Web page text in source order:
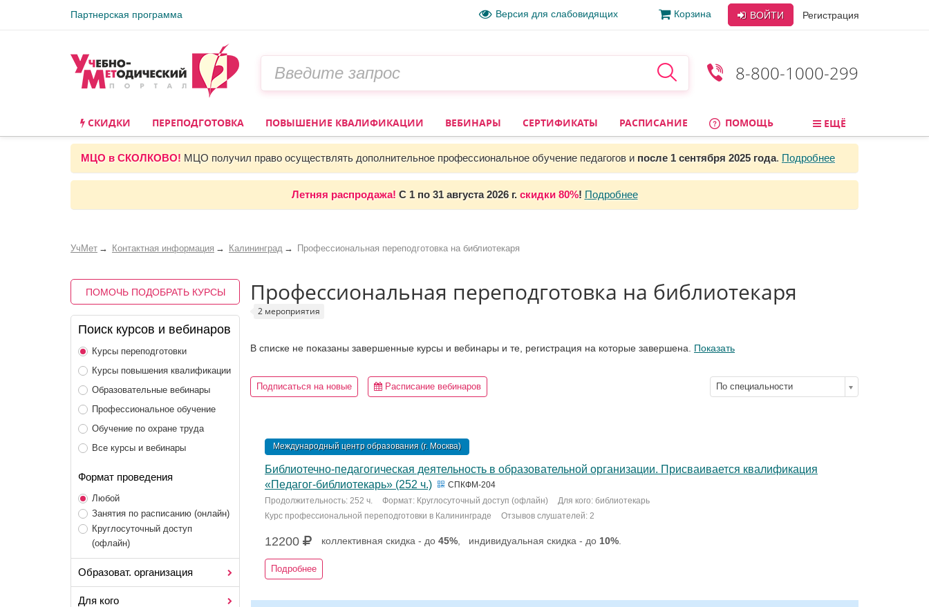
Партнерская программа Версия для слабовидящих Корзина ВОЙТИ Регистрация
8-800-1000-299
СКИДКИ ПЕРЕПОДГОТОВКА ПОВЫШЕНИЕ КВАЛИФИКАЦИИ ВЕБИНАРЫ СЕРТИФИКАТЫ РАСПИСАНИЕ ПОМОЩЬ ЕЩЁ
МЦО в СКОЛКОВО! МЦО получил право осуществлять дополнительное профессиональное обучение педагогов и после 1 сентября 2025 года. Подробнее
Летняя распродажа! С 1 по 31 августа 2026 г. скидки 80%! Подробнее
УчМет Контактная информация Калининград Профессиональная переподготовка на библиотекаря
ПОМОЧЬ ПОДОБРАТЬ КУРСЫ
Поиск курсов и вебинаров
Курсы переподготовки
Курсы повышения квалификации
Образовательные вебинары
Профессиональное обучение
Обучение по охране труда
Все курсы и вебинары
Формат проведения
Любой
Занятия по расписанию (онлайн)
Круглосуточный доступ
(офлайн)
Образоват. организация
Для кого
Профессиональная переподготовка на библиотекаря
2 мероприятия
В списке не показаны завершенные курсы и вебинары и те, регистрация на которые завершена. Показать
Подписаться на новые Расписание вебинаров По специальности
Международный центр образования (г. Москва)
Библиотечно-педагогическая деятельность в образовательной организации. Присваивается квалификация
«Педагог-библиотекарь» (252 ч.)
СПКФМ-204
Продолжительность: 252 ч.
Формат: Круглосуточный доступ (офлайн)
Для кого: библиотекарь
Курс профессиональной переподготовки в Калининграде
Отзывов слушателей: 2
12200 коллективная скидка - до 45% индивидуальная скидка - до 10%
Подробнее